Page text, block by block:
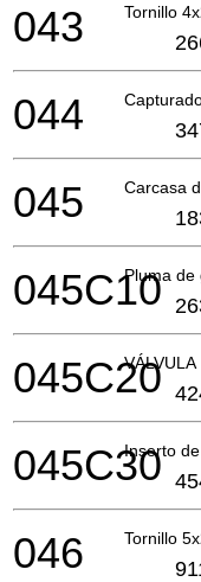
Tornillo
043
044
Carcasa
045
Pluma de
045C10
VÁLVULA
045C20
Inserto
045C30
Tornillo
046